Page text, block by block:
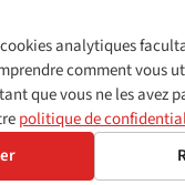
droits réservés. Cookie
简体
analytiques
comment vous
que vous ne les avez
politique de